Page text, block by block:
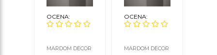
OCENA:
MARDOM DECOR
OCENA:
MARDOM DECOR